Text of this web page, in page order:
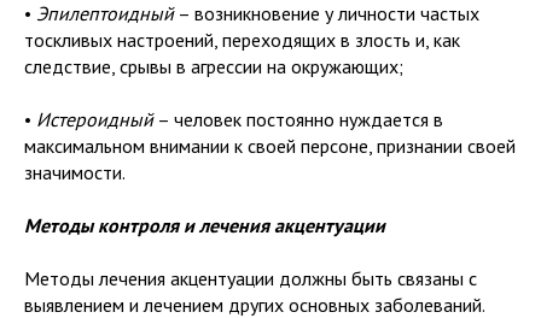
• Эпилептоидный– возникновение у личности частых
тоскливых настроений, переходящих в злость и, как
следствие, срывы в агрессии на окружающих;
• Истероидный– человек постоянно нуждается в
максимальном внимании к своей персоне, признании своей
значимости.
Методы контроля и лечения акцентуации
Методы лечения акцентуации должны быть связаны с
выявлением и лечением других основных заболеваний.